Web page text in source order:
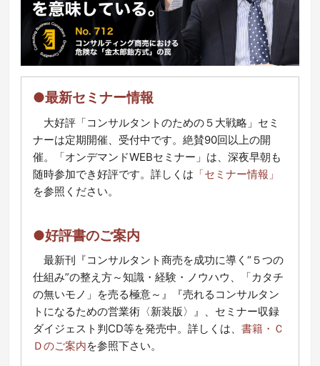
●最新セミナー情報
大好評「コンサルタントのための５大戦略」セミ
ナーは定期開催、受付中です。絶賛90回以上の開
催。「オンデマンドWEBセミナー」は、深夜早朝も
随時参加でき好評です。詳しくは 「セミナー情報」
を参照ください。
●好評書のご案内
最新刊『コンサルタント商売を成功に導く“５つの
仕組み”の整え方～知識・経験・ノウハウ、「カタチ
の無いモノ」を売る極意～』『売れるコンサルタン
トになるための営業術〈新装版〉』、セミナー収録
ダイジェスト判CD等を発売中。詳しくは、書籍・Ｃ
Ｄのご案内を参照下さい。